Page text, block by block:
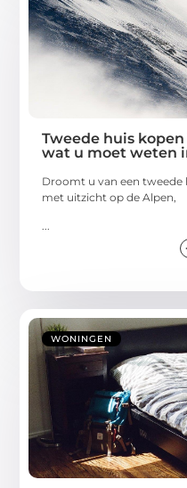
Tweede huis
wat u moet weten
Droomt u van een tweede
met uitzicht op de Alpen,
...
WONINGEN